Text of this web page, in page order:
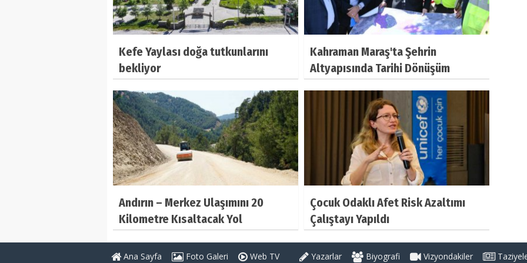
Kefe Yaylası doğa tutkunlarını
bekliyor
Kahraman Maraş'ta Şehrin
Altyapısında Tarihi Dönüşüm
Andırın – Merkez Ulaşımını 20
Kilometre Kısaltacak Yol
Çocuk Odaklı Afet Risk Azaltımı
Çalıştayı Yapıldı
Ana Sayfa Foto Galeri Web TV Yazarlar Biyografi Vizyondakiler